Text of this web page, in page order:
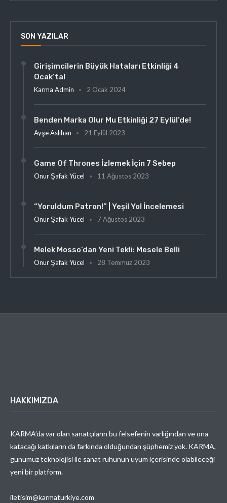
SON YAZILAR
Girişimcilerin Büyük Hataları Etkinliği 4
Ocak’ta!
Karma Admin 2 Ocak 2024
Benden Marka Olur Mu Etkinliği 27 Eylül’de!
Ayşe Aslıhan 21 Eylül 2023
Game Of Thrones İzlemek İçin 7 Sebep
Onur Şafak Yücel 11 Ağustos 2023
“Yoruldum Patron!” | Yeşil Yol İncelemesi
Onur Şafak Yücel 7 Ağustos 2023
Melek Mosso’dan Yeni Tekli: Mesele Belli
Onur Şafak Yücel 28 Temmuz 2023
HAKKIMIZDA
KARMA’da var olan sanatçıların bu felsefenin varlığından ve ona
katacağı katkıların da farkında olduğundan şüphemiz yok. KARMA,
günümüz teknolojisi ile sanat ruhunun uyum içerisinde olabileceği
yeni bir platform.
iletisim@karmaturkiye.com